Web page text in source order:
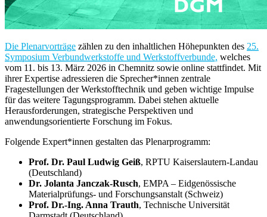
Die Plenarvorträge zählen zu den inhaltlichen Höhepunkten des 25.
Symposium Verbundwerkstoffe und Werkstoffverbunde, welches
vom 11. bis 13. März 2026 in Chemnitz sowie online stattfindet. Mit
ihrer Expertise adressieren die Sprecher*innen zentrale
Fragestellungen der Werkstofftechnik und geben wichtige Impulse
für das weitere Tagungsprogramm. Dabei stehen aktuelle
Herausforderungen, strategische Perspektiven und
anwendungsorientierte Forschung im Fokus.
Folgende Expert*innen gestalten das Plenarprogramm:
Prof. Dr. Paul Ludwig Geiß, RPTU Kaiserslautern-Landau
(Deutschland)
Dr. Jolanta Janczak-Rusch, EMPA – Eidgenössische
Materialprüfungs- und Forschungsanstalt (Schweiz)
Prof. Dr.-Ing. Anna Trauth, Technische Universität